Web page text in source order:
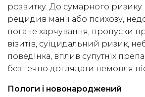
розвитку. До сумарного ризику
рецидив манії або психозу,
погане харчування, пропуски
візитів, суїцидальний ризик,
поведінка, вплив супутніх
безпечно доглядати немовля
Пологи і новонароджений